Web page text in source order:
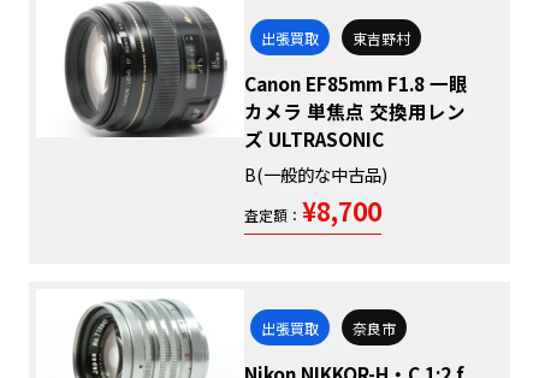
出張買取 東吉野村
Canon EF85mm F1.8 一眼
カメラ 単焦点 交換用レン
ズ ULTRASONIC
B(一般的な中古品)
査定額： ¥8,700
出張買取 奈良市